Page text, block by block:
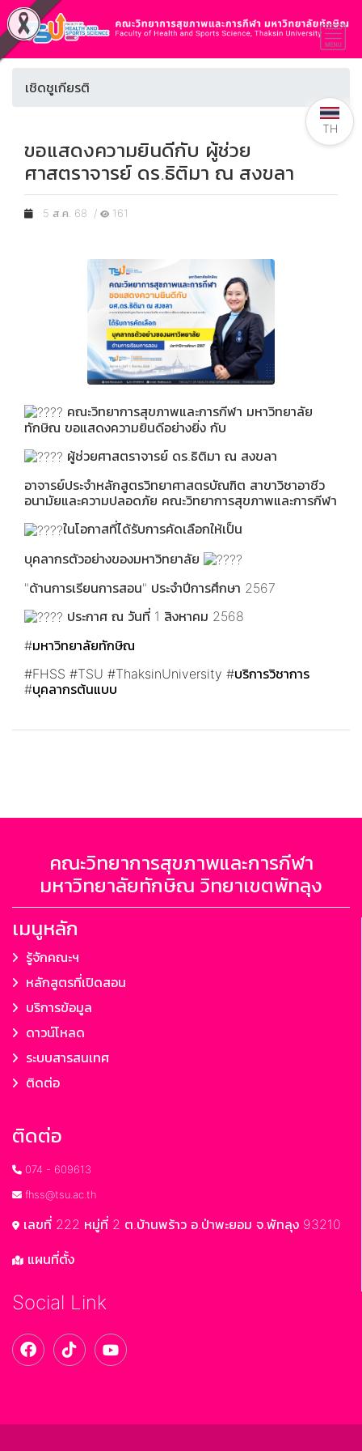
เชิดชูเกียรติ
ขอแสดงความยินดีกับ ผู้ช่วย
ศาสตราจารย์ ดร.ธิติมา ณ สงขลา
5 ส.ค. 68 / 161
คณะวิทยาการสุขภาพและการกีฬา มหาวิทยาลัย
ทักษิณ ขอแสดงความยินดีอย่างยิ่ง กับ
ผู้ช่วยศาสตราจารย์ ดร.ธิติมา ณ สงขลา
อาจารย์ประจำหลักสูตรวิทยาศาสตรบัณฑิต สาขาวิชาอาชีว
อนามัยและความปลอดภัย คณะวิทยาการสุขภาพและการกีฬา
ในโอกาสที่ได้รับการคัดเลือกให้เป็น
บุคลากรตัวอย่างของมหาวิทยาลัย
"ด้านการเรียนการสอน" ประจำปีการศึกษา 2567
ประกาศ ณ วันที่ 1 สิงหาคม 2568
#มหาวิทยาลัยทักษิณ
#FHSS #TSU #ThaksinUniversity #บริการวิชาการ
#บุคลากรต้นแบบ
คณะวิทยาการสุขภาพและการกีฬา
มหาวิทยาลัยทักษิณ วิทยาเขตพัทลุง
เมนูหลัก
รู้จักคณะฯ
หลักสูตรที่เปิดสอน
บริการข้อมูล
ดาวน์โหลด
ระบบสารสนเทศ
ติดต่อ
ติดต่อ
074 - 609613
fhss@tsu.ac.th
เลขที่ 222 หมู่ที่ 2 ต.บ้านพร้าว อ.ป่าพะยอม จ.พัทลุง 93210
แผนที่ตั้ง
Social Link
TH